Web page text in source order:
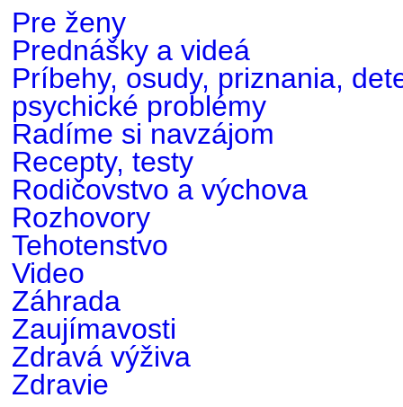
Pre ženy
Prednášky a videá
Príbehy, osudy, priznania,
psychické problémy
Radíme si navzájom
Recepty, testy
Rodičovstvo a výchova
Rozhovory
Tehotenstvo
Video
Záhrada
Zaujímavosti
Zdravá výživa
Zdravie